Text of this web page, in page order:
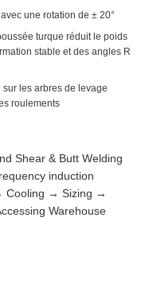
une rotation de ± 20°
turque réduit le poids
stable et des angles R
les arbres de levage
roulements
Shear & Butt Welding
induction
Cooling → Sizing →
Warehouse